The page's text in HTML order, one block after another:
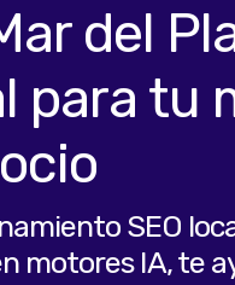
del
para tu
SEO
motores IA, te